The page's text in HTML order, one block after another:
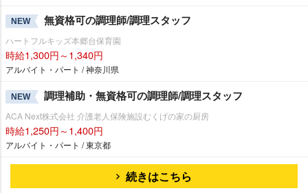
NEW 無資格可の調理師/調理スタッフ
ハートフルキッズ本郷台保育園
時給1,300円～1,340円
アルバイト・パート / 神奈川県
NEW 調理補助・無資格可の調理師/調理スタッフ
ACA Next株式会社 介護老人保険施設むくげの家の厨房
時給1,250円～1,400円
アルバイト・パート / 東京都
続きはこちら